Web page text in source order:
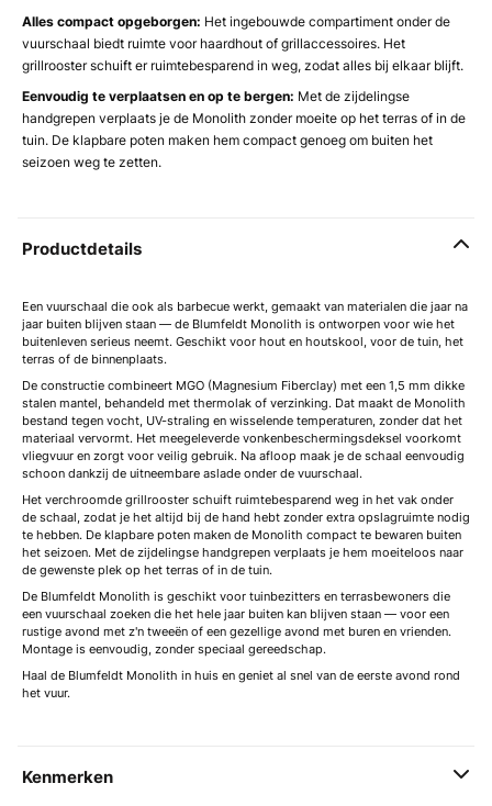
Alles compact opgeborgen: Het ingebouwde compartiment onder de
vuurschaal biedt ruimte voor haardhout of grillaccessoires. Het
grillrooster schuift er ruimtebesparend in weg, zodat alles bij elkaar blijft.
Eenvoudig te verplaatsen en op te bergen: Met de zijdelingse
handgrepen verplaats je de Monolith zonder moeite op het terras of in de
tuin. De klapbare poten maken hem compact genoeg om buiten het
seizoen weg te zetten.
Productdetails
Een vuurschaal die ook als barbecue werkt, gemaakt van materialen die jaar na
jaar buiten blijven staan — de Blumfeldt Monolith is ontworpen voor wie het
buitenleven serieus neemt. Geschikt voor hout en houtskool, voor de tuin, het
terras of de binnenplaats.
De constructie combineert MGO (Magnesium Fiberclay) met een 1,5 mm dikke
stalen mantel, behandeld met thermolak of verzinking. Dat maakt de Monolith
bestand tegen vocht, UV-straling en wisselende temperaturen, zonder dat het
materiaal vervormt. Het meegeleverde vonkenbeschermingsdeksel voorkomt
vliegvuur en zorgt voor veilig gebruik. Na afloop maak je de schaal eenvoudig
schoon dankzij de uitneembare aslade onder de vuurschaal.
Het verchroomde grillrooster schuift ruimtebesparend weg in het vak onder
de schaal, zodat je het altijd bij de hand hebt zonder extra opslagruimte nodig
te hebben. De klapbare poten maken de Monolith compact te bewaren buiten
het seizoen. Met de zijdelingse handgrepen verplaats je hem moeiteloos naar
de gewenste plek op het terras of in de tuin.
De Blumfeldt Monolith is geschikt voor tuinbezitters en terrasbewoners die
een vuurschaal zoeken die het hele jaar buiten kan blijven staan — voor een
rustige avond met z'n tweeën of een gezellige avond met buren en vrienden.
Montage is eenvoudig, zonder speciaal gereedschap.
Haal de Blumfeldt Monolith in huis en geniet al snel van de eerste avond rond
het vuur.
Kenmerken